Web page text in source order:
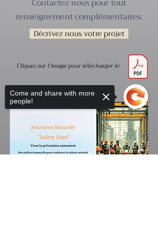
Contactez nous pour tout
renseignement complémentaires.
Décrivez nous votre projet
Cliquez sur l'image pour télécharger le
Come and share with more
people!